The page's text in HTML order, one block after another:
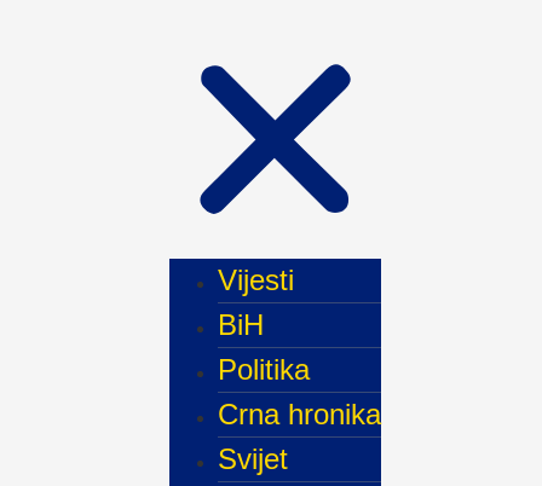
Vijesti
BiH
Politika
Crna hronika
Svijet